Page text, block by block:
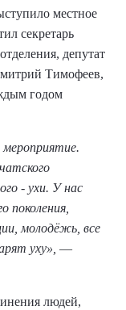
местное
секретарь
депутат
Тимофеев,
годом
- ухи. У нас
поколения,
молодёжь, все
уху», —
людей,